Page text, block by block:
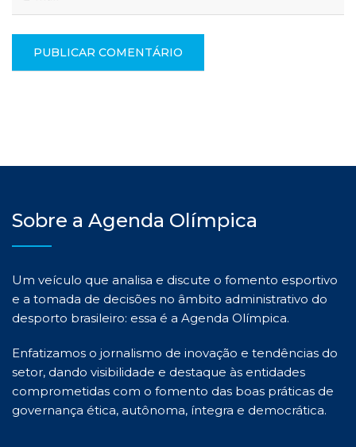
Sobre a Agenda Olímpica
Um veículo que analisa e discute o fomento esportivo
e a tomada de decisões no âmbito administrativo do
desporto brasileiro: essa é a Agenda Olímpica.
Enfatizamos o jornalismo de inovação e tendências do
setor, dando visibilidade e destaque às entidades
comprometidas com o fomento das boas práticas de
governança ética, autônoma, íntegra e democrática.